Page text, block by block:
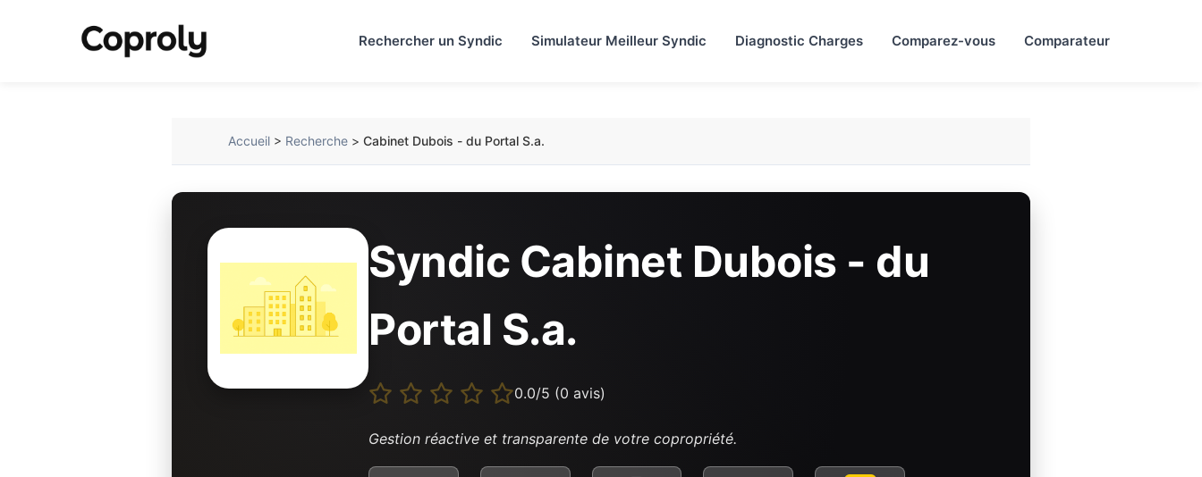
Rechercher un Syndic Simulateur Meilleur Syndic Diagnostic Charges Comparez-vous Comparateur
Accueil > Recherche > Cabinet Dubois - du Portal S.a.
Syndic Cabinet Dubois - du
Portal S.a.
0.0/5 (0 avis)
Gestion réactive et transparente de votre copropriété.